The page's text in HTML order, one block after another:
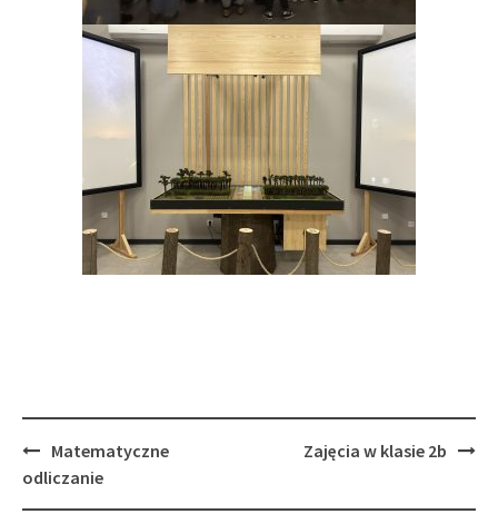
Post
navigation
Matematyczne
odliczanie
Zajęcia w klasie 2b